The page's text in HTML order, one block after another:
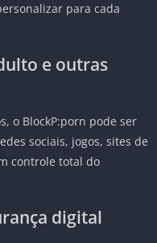
para cada
e outras
o BlockP:porn pode ser
sociais, jogos, sites de
controle total do
digital